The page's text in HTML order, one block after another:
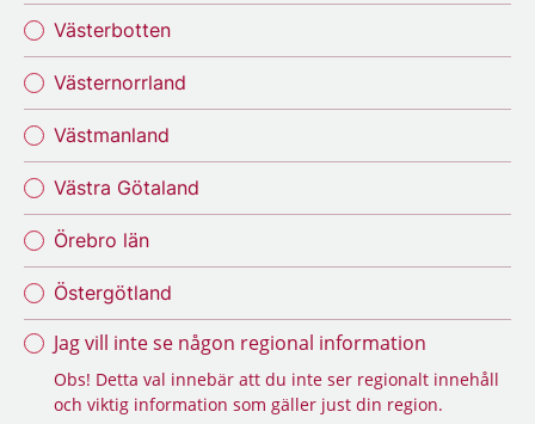
Västerbotten
Västernorrland
Västmanland
Västra Götaland
Örebro län
Östergötland
Jag vill inte se någon regional information
Obs! Detta val innebär att du inte ser regionalt innehåll
och viktig information som gäller just din region.